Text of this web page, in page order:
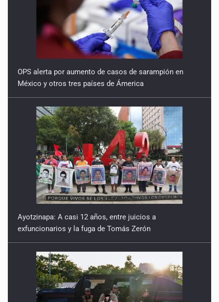
OPS alerta por aumento de casos de sarampión en
México y otros tres países de Ámerica
Ayotzinapa: A casi 12 años, entre juicios a
exfuncionarios y la fuga de Tomás Zerón